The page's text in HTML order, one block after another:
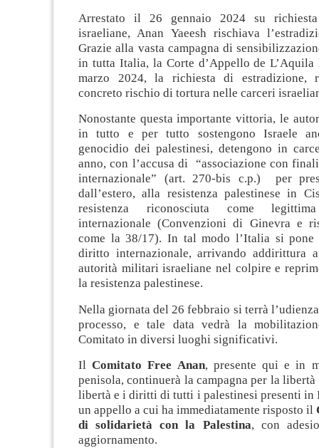
Arrestato il 26 gennaio 2024 su
israeliane, Anan Yaeesh rischiava
Grazie alla vasta campagna di
in tutta Italia, la Corte d’Appello de L’Aquila
marzo 2024, la richiesta di estradizione,
concreto rischio di tortura nelle carceri
Nonostante questa importante vittoria, le
in tutto e per tutto sostengono Israele
genocidio dei palestinesi, detengono in
anno, con l’accusa di “associazione con
internazionale” (art. 270-bis c.p.) per
dall’estero, alla resistenza palestinese in
resistenza riconosciuta come
internazionale (Convenzioni di Ginevra e
come la 38/17). In tal modo l’Italia si
diritto internazionale, arrivando addirittura
autorità militari israeliane nel colpire e
la resistenza palestinese.
Nella giornata del 26 febbraio si terrà
processo, e tale data vedrà la
Comitato in diversi luoghi significativi.
IlComitato Free Anan, presente qui e in
penisola, continuerà la campagna per la
libertà e i diritti di tutti i palestinesi presenti in
un appello a cui ha immediatamente risposto il
di solidarietà con la Palestina, con
aggiornamento.